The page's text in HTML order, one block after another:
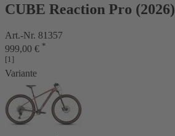
CUBE Reaction Pro (2026)
Art.-Nr. 81357
999,00 € *
[1]
Variante